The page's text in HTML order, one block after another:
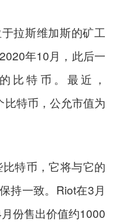
拉斯维加斯的矿工
年10月，此后一
比特币。最近，
特币，公允市值为
特币，它将与它的
持一致。Riot在3月
份售出价值约1000